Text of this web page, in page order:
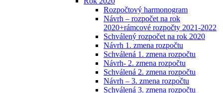
Rozpočtový harmonogram
Návrh – rozpočet na rok
2020+rámcové rozpočty 2021-2022
Schválený rozpočet na rok 2020
Návrh 1. zmena rozpočtu
Schválená 1. zmena rozpočtu
Návrh- 2. zmena rozpočtu
Schválená 2. zmena rozpočtu
Návrh – 3. zmena rozpočtu
Schválená 3. zmena rozpočtu